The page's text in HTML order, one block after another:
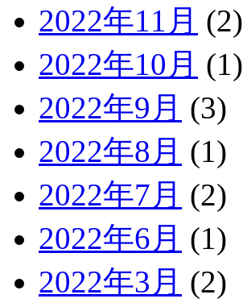
2022年11月 (2)
2022年10月 (1)
2022年9月 (3)
2022年8月 (1)
2022年7月 (2)
2022年6月 (1)
2022年3月 (2)